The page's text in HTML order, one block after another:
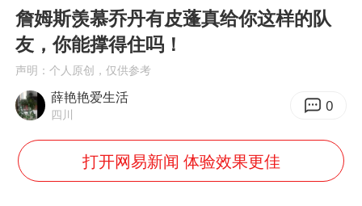
SK海力士回应“或出售重庆工厂”传闻
大连一起飞航班因乘客可乐爆瓶折返
血指纹匹配成功，20年悬案告破！凶手被执行死刑
詹姆斯羡慕乔丹有皮蓬真给你这样的队
友，你能撑得住吗！
声明：个人原创，仅供参考
薛艳艳爱生活
四川 0
打开网易新闻 体验效果更佳